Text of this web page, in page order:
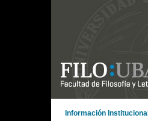
Información Institucional